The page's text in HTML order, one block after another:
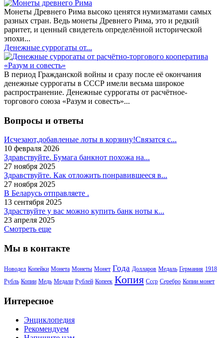
Монеты Древнего Рима высоко ценятся нумизматами самых
разных стран. Ведь монеты Древнего Рима, это и редкий
раритет, и ценный свидетель определённой исторической
эпохи...
Денежные суррогаты от...
В период Гражданской войны и сразу после её окончания
денежные суррогаты в СССР имели весьма широкое
распространение. Денежные суррогаты от расчётное-
торгового союза «Разум и совесть»...
Вопросы и ответы
Исчезают,добавленые лоты в корзину!Связатся с...
10 февраля 2026
Здравствуйте. Бумага банкнот похожа на...
27 ноября 2025
Здравствуйте. Как отложить понравившееся в...
27 ноября 2025
В Беларусь отправляете .
13 сентября 2025
Здраствуйте у вас можно купить банк ноты к...
23 апреля 2025
Смотреть еще
Мы в контакте
Новодел Копейки Монета Монеты Монет Года Долларов Медаль Германия 1918
Рубль Копии Медь Медали Рублей Копеек Копия Ссср Серебро Копии монет
Интересное
Энциклопедия
Рекомендуем